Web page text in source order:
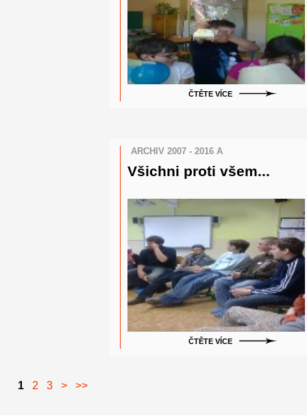
ČTĚTE VÍCE
ARCHIV 2007 - 2016 A
Všichni proti všem...
ČTĚTE VÍCE
1 2 3 > >>